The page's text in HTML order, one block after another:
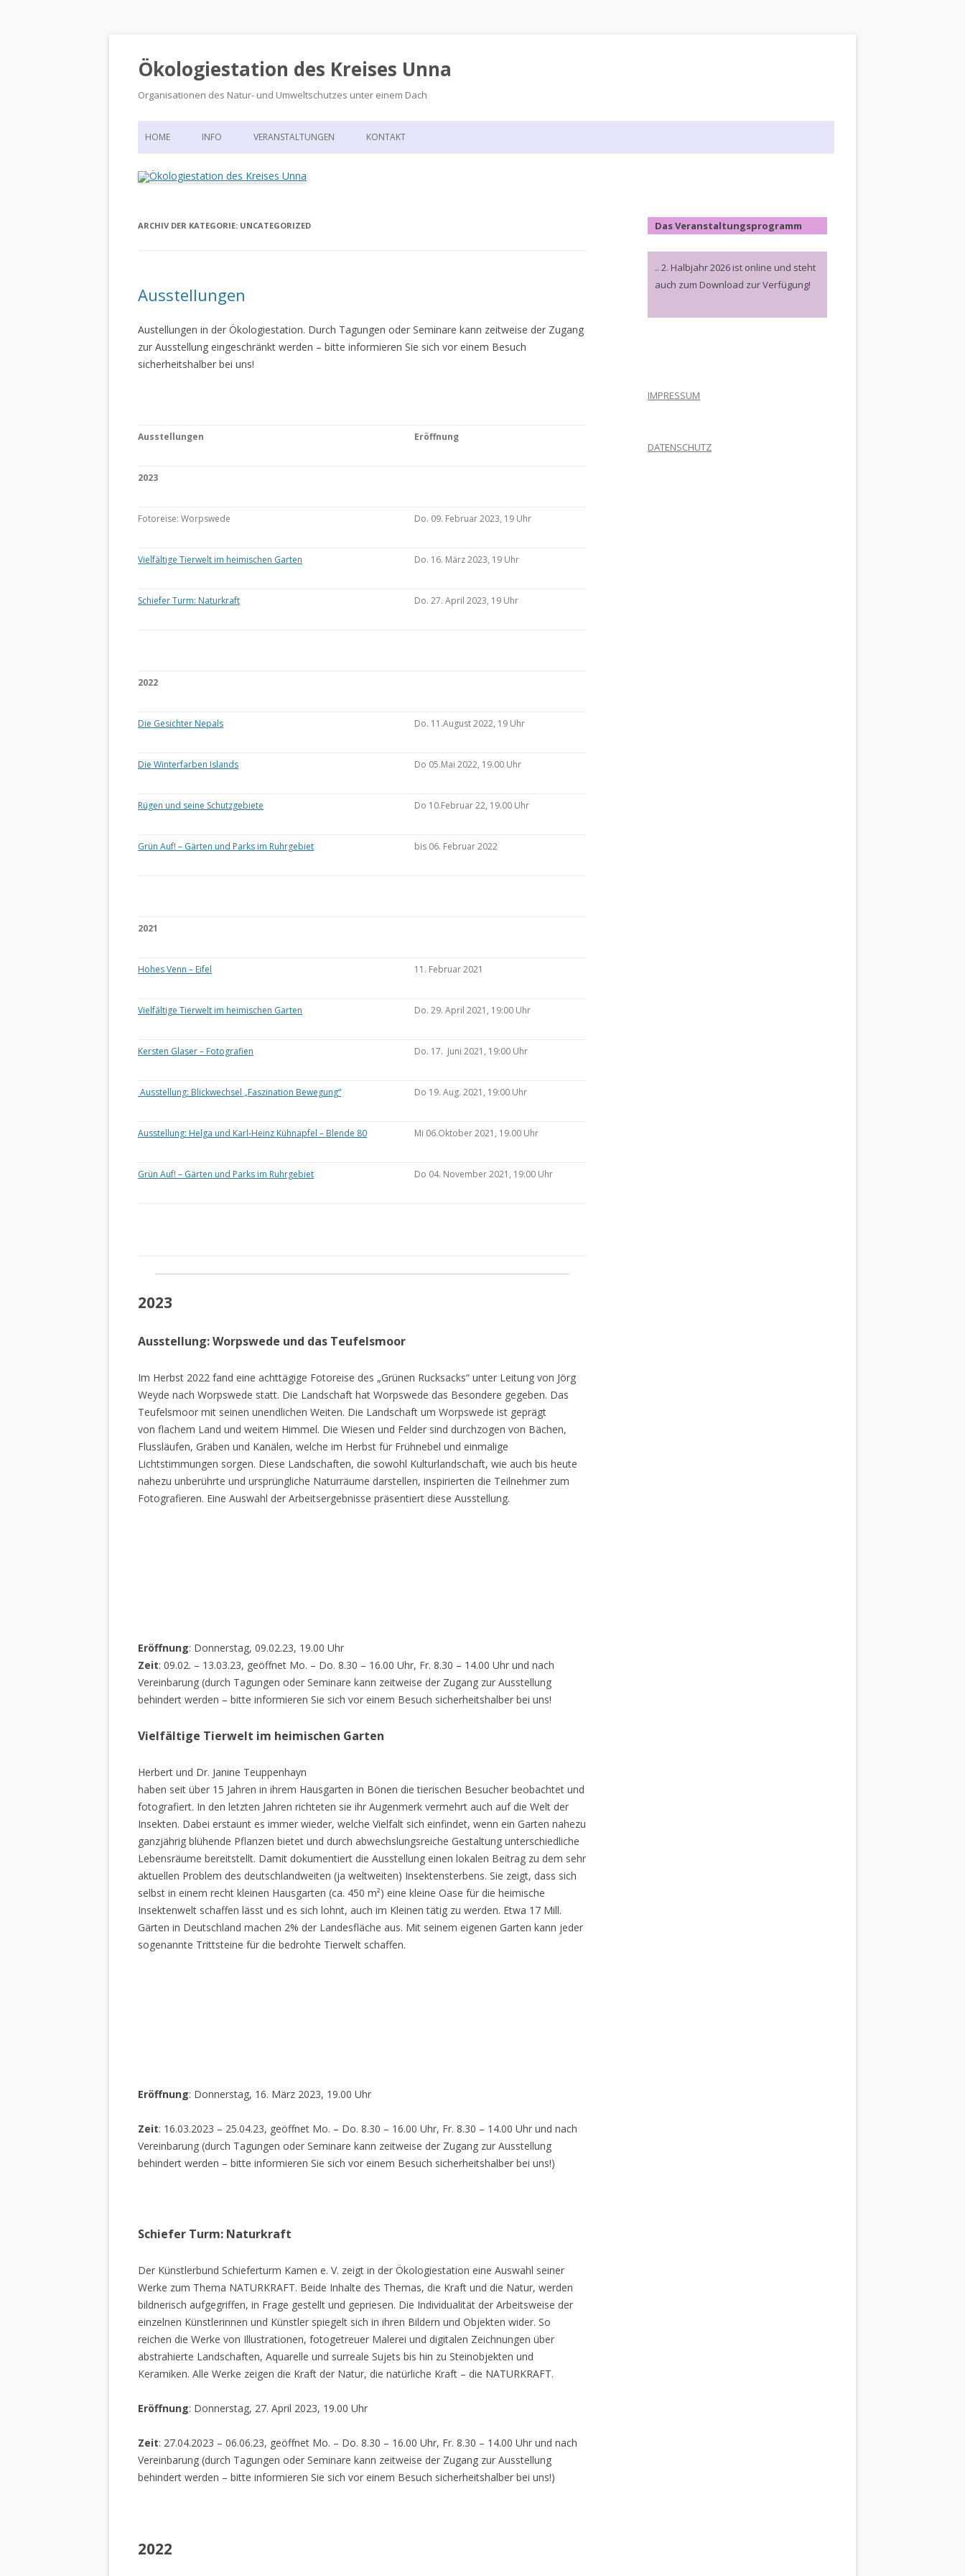
Ökologiestation des Kreises Unna
Organisationen des Natur- und Umweltschutzes unter einem Dach
Zum
HOME INFO VERANSTALTUNGEN KONTAKT
ARCHIV DER KATEGORIE: UNCATEGORIZED
Ausstellungen
Austellungen in der Ökologiestation. Durch Tagungen oder Seminare kann zeitweise der Zugang
zur Ausstellung eingeschränkt werden – bitte informieren Sie sich vor einem Besuch
sicherheitshalber bei uns!
Ausstellungen Eröffnung
2023
Fotoreise: Worpswede Do. 09. Februar 2023, 19 Uhr
Vielfältige Tierwelt im heimischen Garten Do. 16. März 2023, 19 Uhr
Schiefer Turm: Naturkraft Do. 27. April 2023, 19 Uhr
2022
Die Gesichter Nepals Do. 11.August 2022, 19 Uhr
Die Winterfarben Islands Do 05.Mai 2022, 19.00 Uhr
Rügen und seine Schutzgebiete Do 10.Februar 22, 19.00 Uhr
Grün Auf! – Gärten und Parks im Ruhrgebiet bis 06. Februar 2022
2021
Hohes Venn – Eifel 11. Februar 2021
Vielfältige Tierwelt im heimischen Garten Do. 29. April 2021, 19:00 Uhr
Kersten Glaser – Fotografien Do. 17. Juni 2021, 19:00 Uhr
Ausstellung: Blickwechsel „Faszination Bewegung“ Do 19. Aug. 2021, 19:00 Uhr
Ausstellung: Helga und Karl-Heinz Kühnapfel – Blende 80 Mi 06.Oktober 2021, 19.00 Uhr
Grün Auf! – Gärten und Parks im Ruhrgebiet Do 04. November 2021, 19:00 Uhr
2023
Ausstellung: Worpswede und das Teufelsmoor
Im Herbst 2022 fand eine achttägige Fotoreise des „Grünen Rucksacks“ unter Leitung von Jörg
Weyde nach Worpswede statt. Die Landschaft hat Worpswede das Besondere gegeben. Das
Teufelsmoor mit seinen unendlichen Weiten. Die Landschaft um Worpswede ist geprägt
von flachem Land und weitem Himmel. Die Wiesen und Felder sind durchzogen von Bächen,
Flussläufen, Gräben und Kanälen, welche im Herbst für Frühnebel und einmalige
Lichtstimmungen sorgen. Diese Landschaften, die sowohl Kulturlandschaft, wie auch bis heute
nahezu unberührte und ursprüngliche Naturräume darstellen, inspirierten die Teilnehmer zum
Fotografieren. Eine Auswahl der Arbeitsergebnisse präsentiert diese Ausstellung.
Eröffnung: Donnerstag, 09.02.23, 19.00 Uhr
Zeit: 09.02. – 13.03.23, geöffnet Mo. – Do. 8.30 – 16.00 Uhr, Fr. 8.30 – 14.00 Uhr und nach
Vereinbarung (durch Tagungen oder Seminare kann zeitweise der Zugang zur Ausstellung
behindert werden – bitte informieren Sie sich vor einem Besuch sicherheitshalber bei uns!
Vielfältige Tierwelt im heimischen Garten
Herbert und Dr. Janine Teuppenhayn
haben seit über 15 Jahren in ihrem Hausgarten in Bönen die tierischen Besucher beobachtet und
fotografiert. In den letzten Jahren richteten sie ihr Augenmerk vermehrt auch auf die Welt der
Insekten. Dabei erstaunt es immer wieder, welche Vielfalt sich einfindet, wenn ein Garten nahezu
ganzjährig blühende Pflanzen bietet und durch abwechslungsreiche Gestaltung unterschiedliche
Lebensräume bereitstellt. Damit dokumentiert die Ausstellung einen lokalen Beitrag zu dem sehr
aktuellen Problem des deutschlandweiten (ja weltweiten) Insektensterbens. Sie zeigt, dass sich
selbst in einem recht kleinen Hausgarten (ca. 450 m²) eine kleine Oase für die heimische
Insektenwelt schaffen lässt und es sich lohnt, auch im Kleinen tätig zu werden. Etwa 17 Mill.
Gärten in Deutschland machen 2% der Landesfläche aus. Mit seinem eigenen Garten kann jeder
sogenannte Trittsteine für die bedrohte Tierwelt schaffen.
Eröffnung: Donnerstag, 16. März 2023, 19.00 Uhr
Zeit: 16.03.2023 – 25.04.23, geöffnet Mo. – Do. 8.30 – 16.00 Uhr, Fr. 8.30 – 14.00 Uhr und nach
Vereinbarung (durch Tagungen oder Seminare kann zeitweise der Zugang zur Ausstellung
behindert werden – bitte informieren Sie sich vor einem Besuch sicherheitshalber bei uns!)
Schiefer Turm: Naturkraft
Der Künstlerbund Schieferturm Kamen e. V. zeigt in der Ökologiestation eine Auswahl seiner
Werke zum Thema NATURKRAFT. Beide Inhalte des Themas, die Kraft und die Natur, werden
bildnerisch aufgegriffen, in Frage gestellt und gepriesen. Die Individualität der Arbeitsweise der
einzelnen Künstlerinnen und Künstler spiegelt sich in ihren Bildern und Objekten wider. So
reichen die Werke von Illustrationen, fotogetreuer Malerei und digitalen Zeichnungen über
abstrahierte Landschaften, Aquarelle und surreale Sujets bis hin zu Steinobjekten und
Keramiken. Alle Werke zeigen die Kraft der Natur, die natürliche Kraft – die NATURKRAFT.
Eröffnung: Donnerstag, 27. April 2023, 19.00 Uhr
Zeit: 27.04.2023 – 06.06.23, geöffnet Mo. – Do. 8.30 – 16.00 Uhr, Fr. 8.30 – 14.00 Uhr und nach
Vereinbarung (durch Tagungen oder Seminare kann zeitweise der Zugang zur Ausstellung
behindert werden – bitte informieren Sie sich vor einem Besuch sicherheitshalber bei uns!)
2022
Das Veranstaltungsprogramm
.. 2. Halbjahr 2026 ist online und steht
auch zum Download zur Verfügung!
IMPRESSUM
DATENSCHUTZ